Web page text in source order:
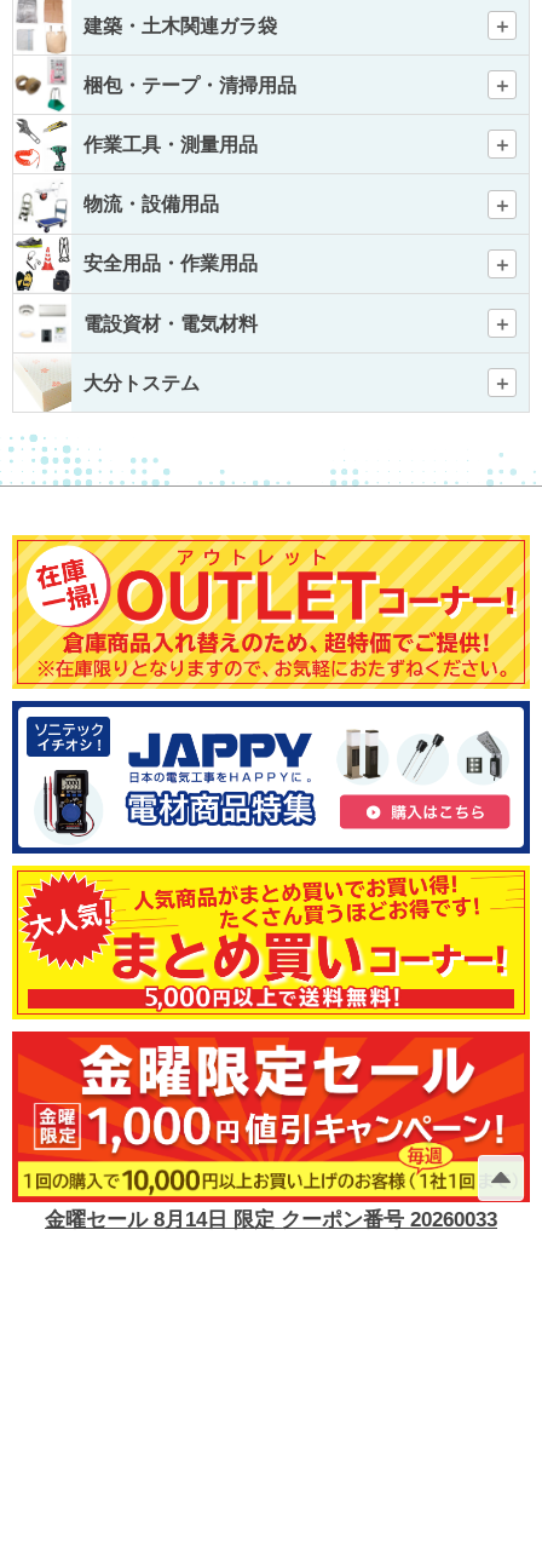
建築・土木関連ガラ袋
梱包・テープ・清掃用品
作業工具・測量用品
物流・設備用品
安全用品・作業用品
電設資材・電気材料
大分トステム
金曜セール 8月14日 限定 クーポン番号 20260033